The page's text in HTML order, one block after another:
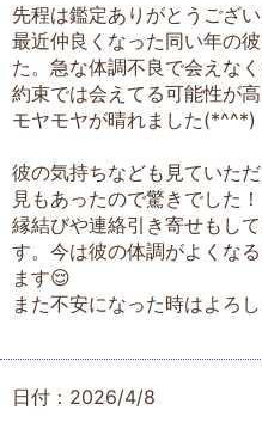
先程は鑑定ありがとうござい
最近仲良くなった同い年の
た。急な体調不良で会えな
約束では会えてる可能性が
モヤモヤが晴れました(*^^*)
彼の気持ちなども見ていた
見もあったので驚きでした！
縁結びや連絡引き寄せもし
す。今は彼の体調がよくな
ます😌
また不安になった時はよろ
日付：2026/4/8